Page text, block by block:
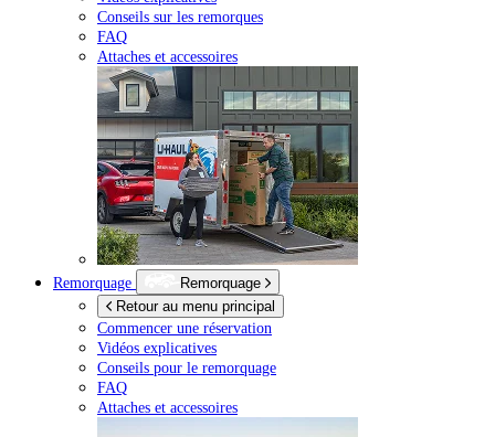
Conseils sur les remorques
FAQ
Attaches et accessoires
Remorquage
Remorquage
Retour au menu principal
Commencer une réservation
Vidéos explicatives
Conseils pour le remorquage
FAQ
Attaches et accessoires